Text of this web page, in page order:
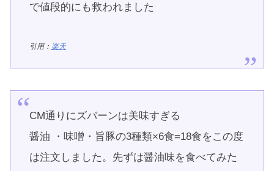
で値段的にも救われました
引用： 楽天
CM通りにズバーンは美味すぎる
醤油 ・味噌・旨豚の3種類×6食=18食をこの度
は注文しました。先ずは醤油味を食べてみた